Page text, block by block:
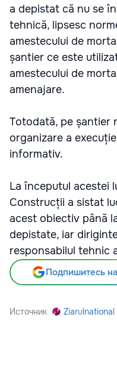
a depistat că nu se
tehnică, lipsesc
amestecului de
șantier ce este
amestecului de
amenajare.
Totodată, pe șantier
organizare a
informativ.
La începutul acestei
Construcții a sistat
acest obiectiv până
depistate, iar
responsabilul tehnic
Подпишитесь
Источник Ziarulnational